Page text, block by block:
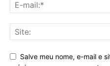
Salve meu nome, e-mail e